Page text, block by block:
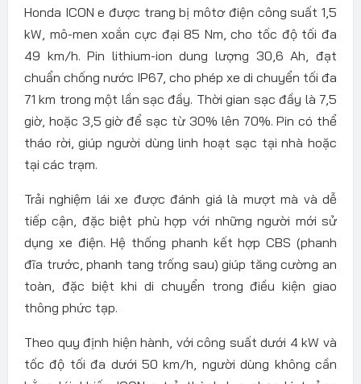
Honda ICON e được trang bị môtơ điện công suất 1,5
kW, mô-men xoắn cực đại 85 Nm, cho tốc độ tối đa
49 km/h. Pin lithium-ion dung lượng 30,6 Ah, đạt
chuẩn chống nước IP67, cho phép xe di chuyển tối đa
71 km trong một lần sạc đầy. Thời gian sạc đầy là 7,5
giờ, hoặc 3,5 giờ để sạc từ 30% lên 70%. Pin có thể
tháo rời, giúp người dùng linh hoạt sạc tại nhà hoặc
tại các trạm.
Trải nghiệm lái xe được đánh giá là mượt mà và dễ
tiếp cận, đặc biệt phù hợp với những người mới sử
dụng xe điện. Hệ thống phanh kết hợp CBS (phanh
đĩa trước, phanh tang trống sau) giúp tăng cường an
toàn, đặc biệt khi di chuyển trong điều kiện giao
thông phức tạp.
Theo quy định hiện hành, với công suất dưới 4 kW và
tốc độ tối đa dưới 50 km/h, người dùng không cần